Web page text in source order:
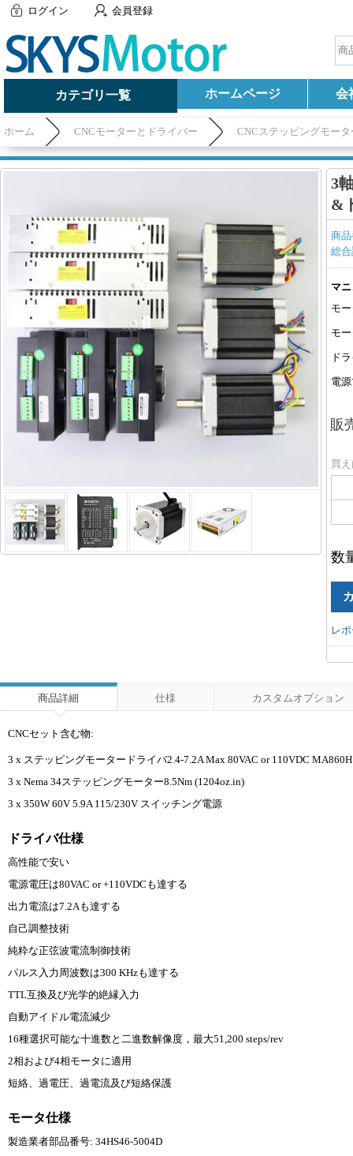
ログイン 会員登録
カテゴリ一覧 ホームページ 会
ホーム CNCモーターとドライバー CNCステッピングモー
3
&
商
総
マ
モ
モ
ド
電
販
買
数
レ
商品詳細 仕様 カスタムオプション
CNCセット含む物:
3 x ステッピングモータードライバ2.4-7.2A Max 80VAC or 110VDC MA860H
3 x Nema 34ステッピングモーター8.5Nm (1204oz.in)
3 x 350W 60V 5.9A 115/230V スイッチング電源
ドライバ仕様
高性能で安い
電源電圧は80VAC or +110VDCも達する
出力電流は7.2Aも達する
自己調整技術
純粋な正弦波電流制御技術
パルス入力周波数は300 KHzも達する
TTL互換及び光学的絶縁入力
自動アイドル電流減少
16種選択可能な十進数と二進数解像度，最大51,200 steps/rev
2相および4相モータに適用
短絡、過電圧、過電流及び短絡保護
モータ仕様
製造業者部品番号: 34HS46-5004D